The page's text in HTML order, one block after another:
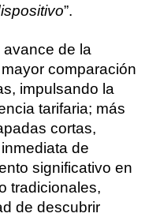
”.
de la
comparación
impulsando la
tarifaria; más
cortas,
de
significativo en
tradicionales,
de descubrir